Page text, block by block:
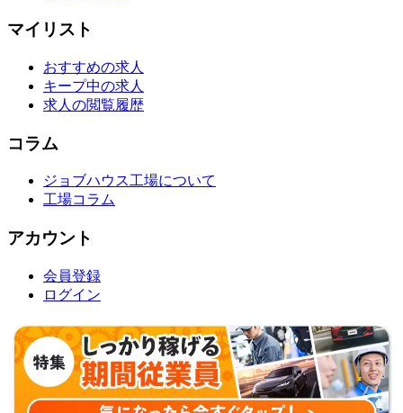
マイリスト
おすすめの求人
キープ中の求人
求人の閲覧履歴
コラム
ジョブハウス工場について
工場コラム
アカウント
会員登録
ログイン